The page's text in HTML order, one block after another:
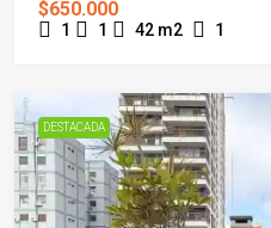
$650.000
1 1 42 m2 1
DESTACADA